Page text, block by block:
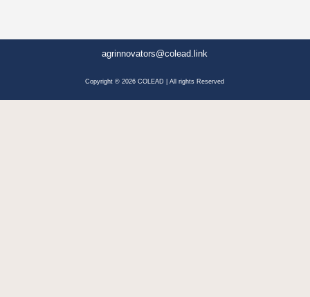
agrinnovators@colead.link
Copyright © 2026 COLEAD | All rights Reserved